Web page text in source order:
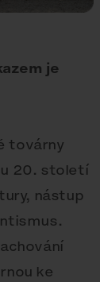
je
továrny
20. století
nástup
ke